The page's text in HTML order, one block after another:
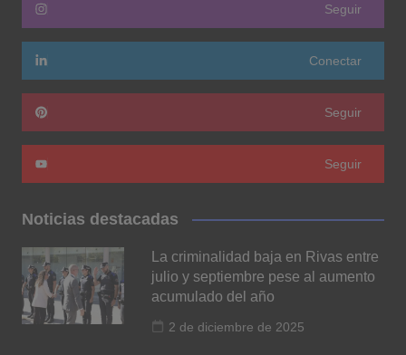
Seguir
Conectar
Seguir
Seguir
Noticias destacadas
La criminalidad baja en Rivas entre
julio y septiembre pese al aumento
acumulado del año
2 de diciembre de 2025